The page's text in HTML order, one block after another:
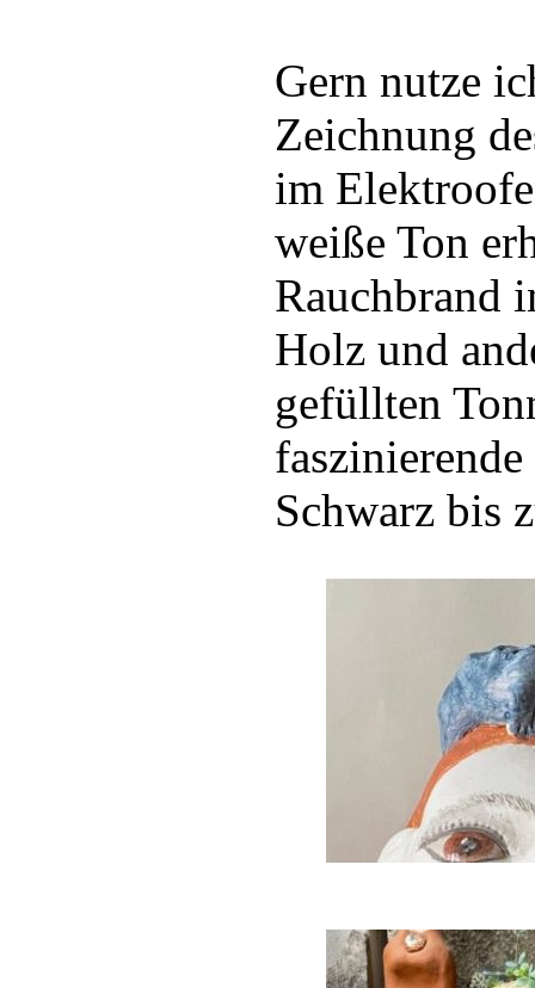
Gern nutze
Zeichnung
im
weiße Ton
Rauchbrand
Holz und
gefüllten
Schwarz bis